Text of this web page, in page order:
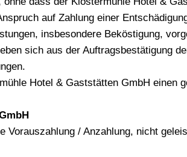
auf Zahlung einer
insbesondere Beköstigung,
sich aus der Auftragsbestätigung
Hotel & Gaststätten GmbH einen
Vorauszahlung / Anzahlung, nicht